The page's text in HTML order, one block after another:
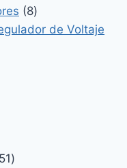
88
productos
de Voltaje
5151